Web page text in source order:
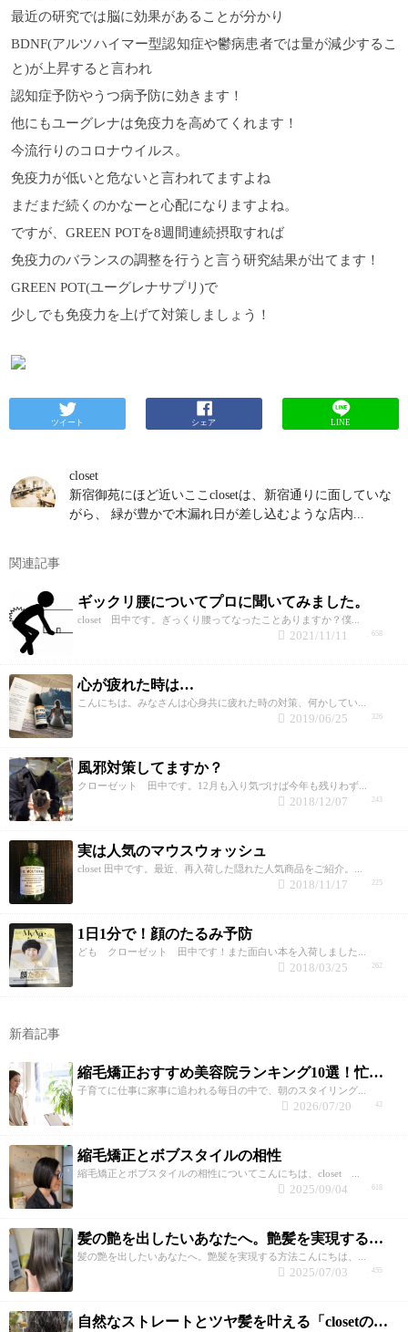
最近の研究では脳に効果があることが分かり
BDNF(アルツハイマー型認知症や鬱病患者では量が減少するこ
と)が上昇すると言われ
認知症予防やうつ病予防に効きます！
他にもユーグレナは免疫力を高めてくれます！
今流行りのコロナウイルス。
免疫力が低いと危ないと言われてますよね
まだまだ続くのかなーと心配になりますよね。
ですが、GREEN POTを8週間連続摂取すれば
免疫力のバランスの調整を行うと言う研究結果が出てます！
GREEN POT(ユーグレナサプリ)で
少しでも免疫力を上げて対策しましょう！
ツイート シェア LINE
closet
新宿御苑にほど近いここclosetは、新宿通りに面していな
がら、 緑が豊かで木漏れ日が差し込むような店内...
関連記事
ギックリ腰についてプロに聞いてみました。
closet 田中です。ぎっくり腰ってなったことありますか？僕...
658
2021/11/11
心が疲れた時は…
こんにちは。みなさんは心身共に疲れた時の対策、何かしてい...
326
2019/06/25
風邪対策してますか？
クローゼット 田中です。12月も入り気づけば今年も残りわず...
243
2018/12/07
実は人気のマウスウォッシュ
closet 田中です。最近、再入荷した隠れた人気商品をご紹介。...
225
2018/11/17
1日1分で！顔のたるみ予防
ども クローゼット 田中です！また面白い本を入荷しました...
262
2018/03/25
新着記事
縮毛矯正おすすめ美容院ランキング10選！忙しい子育て世代が失敗しない選び方と髪質改善のコツ
子育てに仕事に家事に追われる毎日の中で、朝のスタイリング...
43
2026/07/20
縮毛矯正とボブスタイルの相性
縮毛矯正とボブスタイルの相性についてこんにちは、closet ...
618
2025/09/04
髪の艶を出したいあなたへ。艶髪を実現する方法
髪の艶を出したいあなたへ。艶髪を実現する方法こんにちは、...
455
2025/07/03
自然なストレートとツヤ髪を叶える「closetの縮毛矯正×トリートメント」